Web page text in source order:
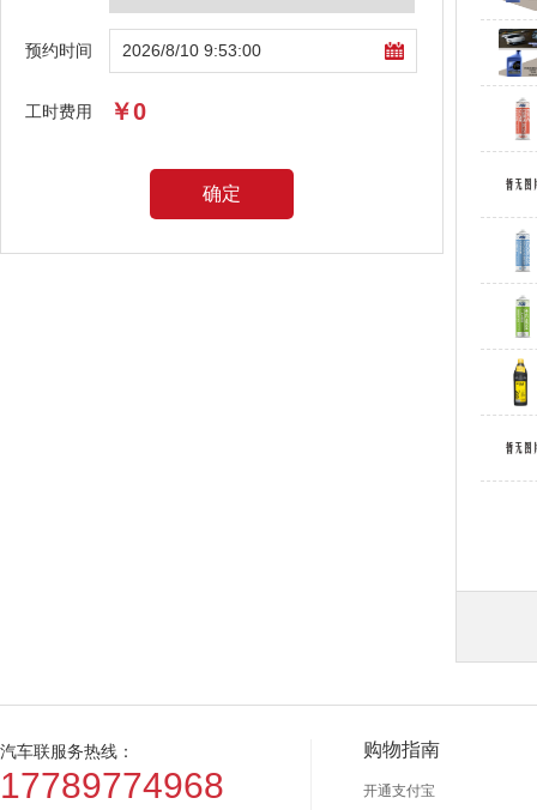
预约时间
工时费用 ￥0
汽车联服务热线：
17789774968
购物指南
开通支付宝